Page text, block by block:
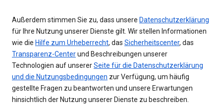
Außerdem stimmen Sie zu, dass unsere Datenschutzerklärung
für Ihre Nutzung unserer Dienste gilt. Wir stellen Informationen
wie die Hilfe zum Urheberrecht, das Sicherheitscenter, das
Transparenz-Centerund Beschreibungen unserer
Technologien auf unsererSeite für die Datenschutzerklärung
und die Nutzungsbedingungen zur Verfügung, um häufig
gestellte Fragen zu beantworten und unsere Erwartungen
hinsichtlich der Nutzung unserer Dienste zu beschreiben.